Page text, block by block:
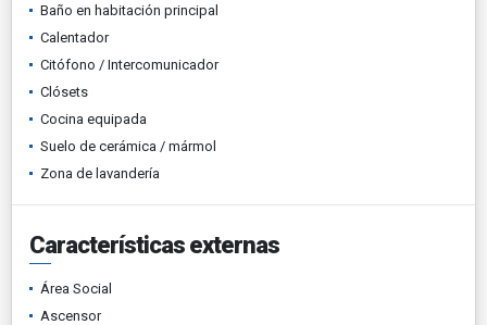
Baño en habitación principal
Calentador
Citófono / Intercomunicador
Clósets
Cocina equipada
Suelo de cerámica / mármol
Zona de lavandería
Características externas
Área Social
Ascensor